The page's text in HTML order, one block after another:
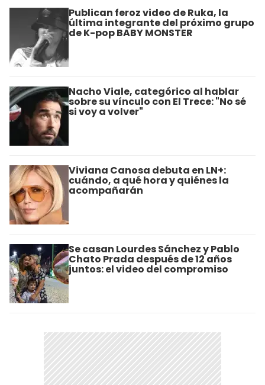
Publican feroz video de Ruka, la
última integrante del próximo grupo
de K-pop BABY MONSTER
Nacho Viale, categórico al hablar
sobre su vínculo con El Trece: "No sé
si voy a volver"
Viviana Canosa debuta en LN+:
cuándo, a qué hora y quiénes la
acompañarán
Se casan Lourdes Sánchez y Pablo
Chato Prada después de 12 años
juntos: el video del compromiso